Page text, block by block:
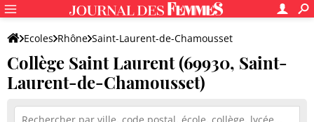
Ecoles Rhône Saint-Laurent-de-Chamousset
Collège Saint Laurent
Collège Saint Laurent (69930, Saint-
Laurent-de-Chamousset)